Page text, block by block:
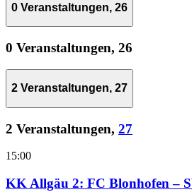
0 Veranstaltungen, 26
0 Veranstaltungen, 26
2 Veranstaltungen, 27
2 Veranstaltungen, 27
15:00
KK Allgäu 2: FC Blonhofen –